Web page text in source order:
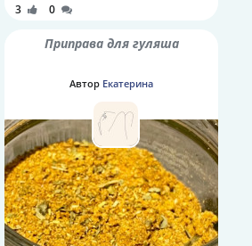
3 0
Приправа для гуляша
Автор Екатерина